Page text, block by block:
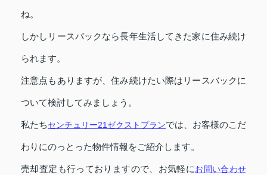
ね。
しかしリースバックなら長年生活してきた家に住み続け
られます。
注意点もありますが、住み続けたい際はリースバックに
ついて検討してみましょう。
私たちセンチュリー21ゼクストプランでは、お客様のこだ
わりにのっとった物件情報をご紹介します。
売却査定も行っておりますので、お気軽にお問い合わせ